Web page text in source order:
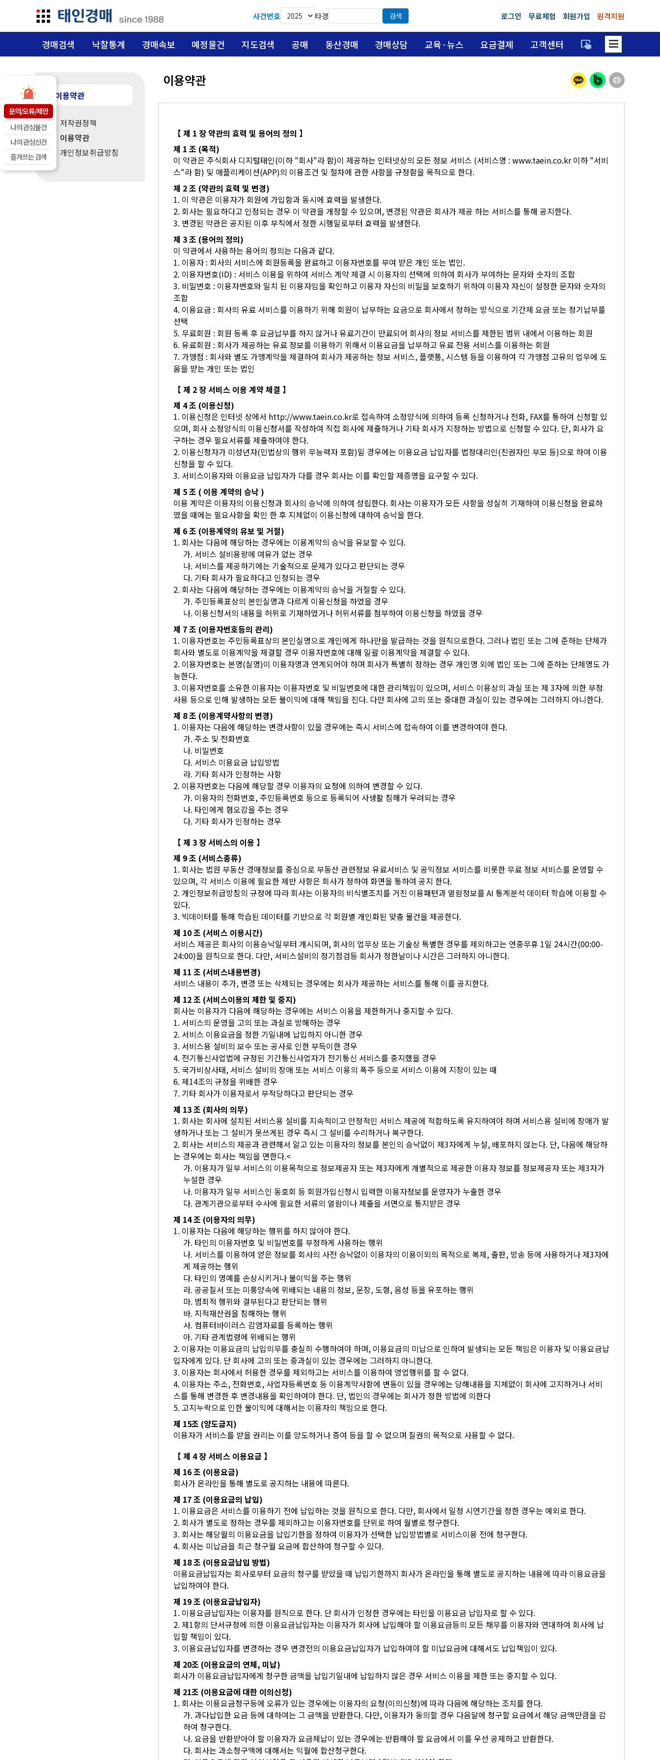
문의/오류/제안
나의 관심물건
나의 관심신건
즐겨쓰는 검색
사건번호 타경 검색 로그인 무료체험 회원가입 원격지원
경매검색 낙찰통계 경매속보 예정물건 지도검색 공매 동산경매 경매상담 교육·뉴스 요금결제 고객센터 trackpad_input dehaze
이용약관
저작권정책
이용약관
개인정보취급방침
이용약관 print
【 제 1 장 약관의 효력 및 용어의 정의 】
제 1 조 (목적)
이 약관은 주식회사 디지털태인(이하 "회사"라 함)이 제공하는 인터넷상의 모든 정보 서비스 (서비스명 : www.taein.co.kr 이하 "서비
스"라 함) 및 애플리케이션(APP)의 이용조건 및 절차에 관한 사항을 규정함을 목적으로 한다.
제 2 조 (약관의 효력 및 변경)
1. 이 약관은 이용자가 회원에 가입함과 동시에 효력을 발생한다.
2. 회사는 필요하다고 인정되는 경우 이 약관을 개정할 수 있으며, 변경된 약관은 회사가 제공 하는 서비스를 통해 공지한다.
3. 변경된 약관은 공지된 이후 부칙에서 정한 시행일로부터 효력을 발생한다.
제 3 조 (용어의 정의)
이 약관에서 사용하는 용어의 정의는 다음과 같다.
1. 이용자 : 회사의 서비스에 회원등록을 완료하고 이용자번호를 부여 받은 개인 또는 법인.
2. 이용자번호(ID) : 서비스 이용을 위하여 서비스 계약 체결 시 이용자의 선택에 의하여 회사가 부여하는 문자와 숫자의 조합
3. 비밀번호 : 이용자번호와 일치 된 이용자임을 확인하고 이용자 자신의 비밀을 보호하기 위하여 이용자 자신이 설정한 문자와 숫자의
조합
4. 이용요금 : 회사의 유료 서비스를 이용하기 위해 회원이 납부하는 요금으로 회사에서 정하는 방식으로 기간제 요금 또는 정기납부를
선택
5. 무료회원 : 회원 등록 후 요금납부를 하지 않거나 유료기간이 만료되어 회사의 정보 서비스를 제한된 범위 내에서 이용하는 회원
6. 유료회원 : 회사가 제공하는 유료 정보를 이용하기 위해서 이용요금을 납부하고 유료 전용 서비스를 이용하는 회원
7. 가맹점 : 회사와 별도 가맹계약을 체결하여 회사가 제공하는 정보 서비스, 플랫폼, 시스템 등을 이용하여 각 가맹점 고유의 업무에 도
움을 받는 개인 또는 법인
【 제 2 장 서비스 이용 계약 체결 】
제 4 조 (이용신청)
1. 이용신청은 인터넷 상에서 http://www.taein.co.kr로 접속하여 소정양식에 의하여 등록 신청하거나 전화, FAX를 통하여 신청할 있
으며, 회사 소정양식의 이용신청서를 작성하여 직접 회사에 제출하거나 기타 회사가 지정하는 방법으로 신청할 수 있다. 단, 회사가 요
구하는 경우 필요서류를 제출하여야 한다.
2. 이용신청자가 미성년자(민법상의 행위 무능력자 포함)일 경우에는 이용요금 납입자를 법정대리인(친권자인 부모 등)으로 하여 이용
신청을 할 수 있다.
3. 서비스이용자와 이용요금 납입자가 다를 경우 회사는 이를 확인할 제증명을 요구할 수 있다.
제 5 조 ( 이용 계약의 승낙 )
이용 계약은 이용자의 이용신청과 회사의 승낙에 의하여 성립한다. 회사는 이용자가 모든 사항을 성실히 기재하여 이용신청을 완료하
였을 때에는 필요사항을 확인 한 후 지체없이 이용신청에 대하여 승낙을 한다.
제 6 조 (이용계약의 유보 및 거절)
1. 회사는 다음에 해당하는 경우에는 이용계약의 승낙을 유보할 수 있다.
가. 서비스 설비용량에 여유가 없는 경우
나. 서비스를 제공하기에는 기술적으로 문제가 있다고 판단되는 경우
다. 기타 회사가 필요하다고 인정되는 경우
2. 회사는 다음에 해당하는 경우에는 이용계약의 승낙을 거절할 수 있다.
가. 주민등록표상의 본인실명과 다르게 이용신청을 하였을 경우
나. 이용신청서의 내용을 허위로 기재하였거나 허위서류를 첨부하여 이용신청을 하였을 경우
제 7 조 (이용자번호등의 관리)
1. 이용자번호는 주민등록표상의 본인실명으로 개인에게 하나만을 발급하는 것을 원칙으로한다. 그러나 법인 또는 그에 준하는 단체가
회사와 별도로 이용계약을 체결할 경우 이용자번호에 대해 일괄 이용계약을 체결할 수 있다.
2. 이용자번호는 본명(실명)이 이용자명과 연계되어야 하며 회사가 특별히 정하는 경우 개인명 외에 법인 또는 그에 준하는 단체명도 가
능한다.
3. 이용자번호를 소유한 이용자는 이용자번호 및 비밀번호에 대한 관리책임이 있으며, 서비스 이용상의 과실 또는 제 3자에 의한 부정
사용 등으로 인해 발생하는 모든 불이익에 대해 책임을 진다. 다만 회사에 고의 또는 중대한 과실이 있는 경우에는 그러하지 아니한다.
제 8 조 (이용계약사항의 변경)
1. 이용자는 다음에 해당하는 변경사항이 있을 경우에는 즉시 서비스에 접속하여 이를 변경하여야 한다.
가. 주소 및 전화번호
나. 비밀번호
다. 서비스 이용요금 납입방법
라. 기타 회사가 인정하는 사항
2. 이용자번호는 다음에 해당할 경우 이용자의 요청에 의하여 변경할 수 있다.
가. 이용자의 전화번호, 주민등록번호 등으로 등록되어 사생활 침해가 우려되는 경우
나. 타인에게 혐오감을 주는 경우
다. 기타 회사가 인정하는 경우
【 제 3 장 서비스의 이용 】
제 9 조 (서비스종류)
1. 회사는 법원 부동산 경매정보를 중심으로 부동산 관련정보 유료서비스 및 공익정보 서비스를 비롯한 무료 정보 서비스를 운영할 수
있으며, 각 서비스 이용에 필요한 제반 사항은 회사가 정하여 화면을 통하여 공지 한다.
2. 개인정보취급방침의 규정에 따라 회사는 이용자의 비식별조치를 거친 이용패턴과 열람정보를 AI 통계분석 데이터 학습에 이용할 수
있다.
3. 빅데이터를 통해 학습된 데이터를 기반으로 각 회원별 개인화된 맞춤 물건을 제공한다.
제 10 조 (서비스 이용시간)
서비스 제공은 회사의 이용승낙일부터 개시되며, 회사의 업무상 또는 기술상 특별한 경우를 제외하고는 연중무휴 1일 24시간(00:00-
24:00)을 원칙으로 한다. 다만, 서비스설비의 정기점검등 회사가 정한날이나 시간은 그러하지 아니한다.
제 11 조 (서비스내용변경)
서비스 내용이 추가, 변경 또는 삭제되는 경우에는 회사가 제공하는 서비스를 통해 이를 공지한다.
제 12 조 (서비스이용의 제한 및 중지)
회사는 이용자가 다음에 해당하는 경우에는 서비스 이용을 제한하거나 중지할 수 있다.
1. 서비스의 운영을 고의 또는 과실로 방해하는 경우
2. 서비스 이용요금을 정한 기일내에 납입하지 아니한 경우
3. 서비스용 설비의 보수 또는 공사로 인한 부득이한 경우
4. 전기통신사업법에 규정된 기간통신사업자가 전기통신 서비스를 중지했을 경우
5. 국가비상사태, 서비스 설비의 장애 또는 서비스 이용의 폭주 등으로 서비스 이용에 지장이 있는 때
6. 제14조의 규정을 위배한 경우
7. 기타 회사가 이용자로서 부적당하다고 판단되는 경우
제 13 조 (회사의 의무)
1. 회사는 회사에 설치된 서비스용 설비를 지속적이고 안정적인 서비스 제공에 적합하도록 유지하여야 하며 서비스용 설비에 장애가 발
생하거나 또는 그 설비가 못쓰게된 경우 즉시 그 설비를 수리하거나 복구한다.
2. 회사는 서비스의 제공과 관련해서 알고 있는 이용자의 정보를 본인의 승낙없이 제3자에게 누설, 배포하지 않는다. 단, 다음에 해당하
는 경우에는 회사는 책임을 면한다.<
가. 이용자가 일부 서비스의 이용목적으로 정보제공자 또는 제3자에게 개별적으로 제공한 이용자 정보를 정보제공자 또는 제3자가
누설한 경우
나. 이용자가 일부 서비스인 동호회 등 회원가입신청시 입력한 이용자정보를 운영자가 누출한 경우
다. 관계기관으로부터 수사에 필요한 서류의 열람이나 제출을 서면으로 통지받은 경우
제 14 조 (이용자의 의무)
1. 이용자는 다음에 해당하는 행위를 하지 않아야 한다.
가. 타인의 이용자번호 및 비밀번호를 부정하게 사용하는 행위
나. 서비스를 이용하여 얻은 정보를 회사의 사전 승낙없이 이용자의 이용이외의 목적으로 복제, 출판, 방송 등에 사용하거나 제3자에
게 제공하는 행위
다. 타인의 명예를 손상시키거나 불이익을 주는 행위
라. 공공질서 또는 미풍양속에 위배되는 내용의 정보, 문장, 도형, 음성 등을 유포하는 행위
마. 범죄적 행위와 결부된다고 판단되는 행위
바. 지적재산권을 침해하는 행위
사. 컴퓨터바이러스 감염자료를 등록하는 행위
아. 기타 관계법령에 위배되는 행위
2. 이용자는 이용요금의 납입의무를 충실히 수행하여야 하며, 이용요금의 미납으로 인하여 발생되는 모든 책임은 이용자 및 이용요금납
입자에게 있다. 단 회사에 고의 또는 중과실이 있는 경우에는 그러하지 아니한다.
3. 이용자는 회사에서 허용한 경우를 제외하고는 서비스를 이용하여 영업행위를 할 수 없다.
4. 이용자는 주소, 전화번호, 사업자등록번호 등 이용계약사항에 변동이 있을 경우에는 당해내용을 지체없이 회사에 고지하거나 서비
스를 통해 변경한 후 변경내용을 확인하여야 한다. 단, 법인의 경우에는 회사가 정한 방법에 의한다
5. 고지누락으로 인한 불이익에 대해서는 이용자의 책임으로 한다.
제 15조 (양도금지)
이용자가 서비스를 받을 권리는 이를 양도하거나 증여 등을 할 수 없으며 질권의 목적으로 사용할 수 없다.
【 제 4 장 서비스 이용요금 】
제 16 조 (이용요금)
회사가 온라인을 통해 별도로 공지하는 내용에 따른다.
제 17 조 (이용요금의 납입)
1. 이용요금은 서비스를 이용하기 전에 납입하는 것을 원칙으로 한다. 다만, 회사에서 일정 시연기간을 정한 경우는 예외로 한다.
2. 회사가 별도로 정하는 경우를 제외하고는 이용자번호를 단위로 하여 월별로 청구한다.
3. 회사는 해당월의 이용요금을 납입기한을 정하여 이용자가 선택한 납입방법별로 서비스이용 전에 청구한다.
4. 회사는 미납금을 최근 청구월 요금에 합산하여 청구할 수 있다.
제 18 조 (이용요금납입 방법)
이용요금납입자는 회사로부터 요금의 청구를 받았을 때 납입기한까지 회사가 온라인을 통해 별도로 공지하는 내용에 따라 이용요금을
납입하여야 한다.
제 19 조 (이용요금납입자)
1. 이용요금납입자는 이용자를 원칙으로 한다. 단 회사가 인정한 경우에는 타인을 이용요금 납입자로 할 수 있다.
2. 제1항의 단서규정에 의한 이용요금납입자는 이용자가 회사에 납입해야 할 이용요금등의 모든 채무를 이용자와 연대하여 회사에 납
입할 책임이 있다.
3. 이용요금납입자를 변경하는 경우 변경전의 이용요금납입자가 납입하여야 할 미납요금에 대해서도 납입책임이 있다.
제 20조 (이용요금의 연체, 미납)
회사가 이용요금납입자에게 청구한 금액을 납입기일내에 납입하지 않은 경우 서비스 이용을 제한 또는 중지할 수 있다.
제 21조 (이용요금에 대한 이의신청)
1. 회사는 이용요금청구등에 오류가 있는 경우에는 이용자의 요청(이의신청)에 따라 다음에 해당하는 조치를 한다.
가. 과다납입한 요금 등에 대하여는 그 금액을 반환한다. 다만, 이용자가 동의할 경우 다음달에 청구할 요금에서 해당 금액만큼을 감
하여 청구한다.
나. 요금을 반환받아야 할 이용자가 요금체납이 있는 경우에는 반환해야 할 요금에서 이를 우선 공제하고 반환한다.
다. 회사는 과소청구액에 대해서는 익월에 합산청구한다.